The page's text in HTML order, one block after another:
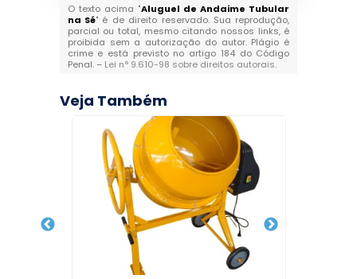
O texto acima "Aluguel de Andaime Tubular
na Sé" é de direito reservado. Sua reprodução,
parcial ou total, mesmo citando nossos links, é
proibida sem a autorização do autor. Plágio é
crime e está previsto no artigo 184 do Código
Penal. – Lei n° 9.610-98 sobre direitos autorais.
Veja Também